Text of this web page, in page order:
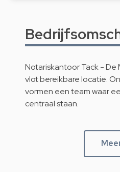
Notariskantoor Tack - De
vlot bereikbare locatie.
vormen een team waar
centraal staan.